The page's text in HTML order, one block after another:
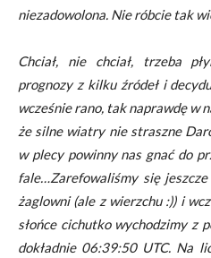
niezadowolona. Nie róbcie tak
Chciał, nie chciał, trzeba
prognozy z kilku źródeł i
wcześnie rano, tak naprawdę w
że silne wiatry nie straszne
w plecy powinny nas gnać do
fale…Zarefowaliśmy się
żaglowni (ale z wierzchu :)) i
słońce cichutko wychodzimy z
dokładnie 06:39:50 UTC. Na